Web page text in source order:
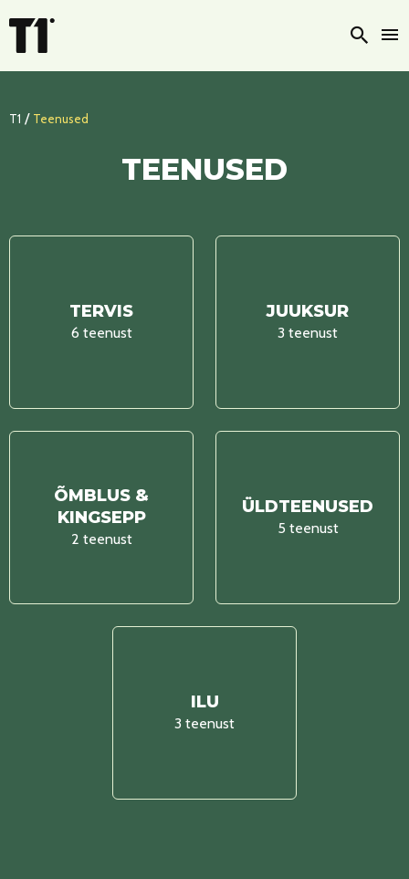
Otsi
T1 / Teenused
TEENUSED
TERVIS
6 teenust
JUUKSUR
3 teenust
ÕMBLUS &
KINGSEPP
2 teenust
ÜLDTEENUSED
5 teenust
ILU
3 teenust